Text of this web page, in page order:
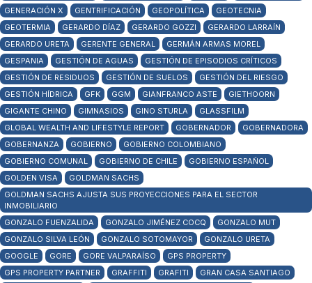
GENERACIÓN X
GENTRIFICACIÓN GEOPOLÍTICA
GEOTECNIA
GEOTERMIA
GERARDO DÍAZ GERARDO GOZZI
GERARDO LARRAÍN
GERARDO URETA
GERENTE GENERAL
GERMÁN ARMAS MOREL
GESPANIA
GESTIÓN DE AGUAS
GESTIÓN DE EPISODIOS CRÍTICOS
GESTIÓN DE RESIDUOS
GESTIÓN DE SUELOS
GESTIÓN DEL RIESGO
GESTIÓN HÍDRICA
GFK GGM GIANFRANCO ASTE
GIETHOORN
GIGANTE CHINO
GIMNASIOS GINO STURLA
GLASSFILM
GLOBAL WEALTH AND LIFESTYLE REPORT
GOBERNADOR
GOBERNADORA
GOBERNANZA
GOBIERNO
GOBIERNO COLOMBIANO
GOBIERNO COMUNAL
GOBIERNO DE CHILE
GOBIERNO ESPAÑOL
GOLDEN VISA
GOLDMAN SACHS
GOLDMAN SACHS AJUSTA SUS PROYECCIONES PARA EL SECTOR
INMOBILIARIO
GONZALO FUENZALIDA
GONZALO JIMÉNEZ COCQ
GONZALO MUT
GONZALO SILVA LEÓN
GONZALO SOTOMAYOR
GONZALO URETA
GOOGLE
GORE GORE VALPARAÍSO
GPS PROPERTY
GPS PROPERTY PARTNER
GRAFFITI GRAFITI
GRAN CASA SANTIAGO